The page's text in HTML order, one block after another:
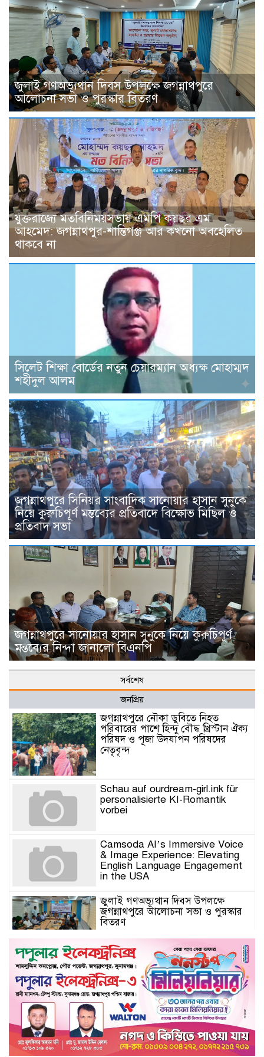
জুলাই গণঅভ্যূথান দিবস উপলক্ষে জগন্নাথপুরে
আলোচনা সভা ও পুরস্কার বিতরণ
যুক্তরাজ্যে মতবিনিময়সভায় এমপি কয়ছর এম
আহমেদ: জগন্নাথপুর-শান্তিগঞ্জ আর কখনো অবহেলিত
থাকবে না
সিলেট শিক্ষা বোর্ডের নতুন চেয়ারম্যান অধ্যক্ষ মোহাম্মদ
শহীদুল আলম
জগন্নাথপুরে সিনিয়র সাংবাদিক সানোয়ার হাসান সুনুকে
নিয়ে কুরুচিপূর্ণ মন্তব্যের প্রতিবাদে বিক্ষোভ মিছিল ও
প্রতিবাদ সভা
জগন্নাথপুরে সানোয়ার হাসান সুনুকে নিয়ে কুরুচিপূর্ণ
মন্তব্যের নিন্দা জানালো বিএনপি
সর্বশেষ
জনপ্রিয়
জগন্নাথপুরে নৌকা ডুবিতে নিহত
পরিবারের পাশে হিন্দু বৌদ্ধ খ্রিস্টান ঐক্য
পরিষদ ও পূজা উদযাপন পরিষদের
নেতৃবৃন্দ
Schau auf ourdream-girl.ink für
personalisierte KI-Romantik
vorbei
Camsoda AI’s Immersive Voice
& Image Experience: Elevating
English Language Engagement
in the USA
জুলাই গণঅভ্যূথান দিবস উপলক্ষে
জগন্নাথপুরে আলোচনা সভা ও পুরস্কার
বিতরণ
যুক্তরাজ্যে মতবিনিময়সভায় এমপি
কয়ছর এম আহমেদ: জগন্নাথপুর-
শান্তিগঞ্জ আর কখনো অবহেলিত থাকবে
না
Come l’AI in Conversazione
Golove Mantiene Risposte
Naturali e Rapide